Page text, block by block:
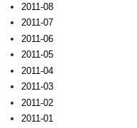
2011-08
2011-07
2011-06
2011-05
2011-04
2011-03
2011-02
2011-01